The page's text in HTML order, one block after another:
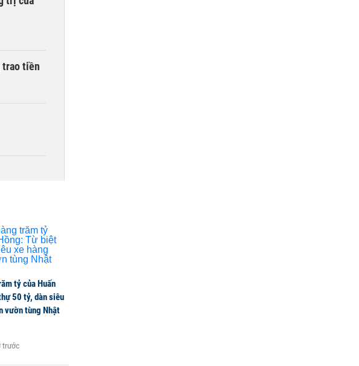
trao tiền
tăng trần
đến
tỷ của Huấn
50 tỷ, dàn siêu
vườn tùng Nhật
trước